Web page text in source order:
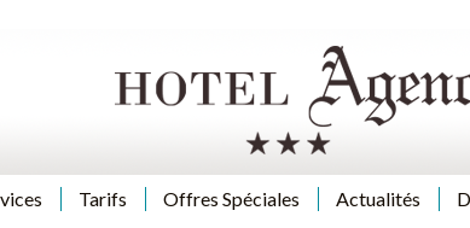
Tarifs Offres Spéciales Actualités